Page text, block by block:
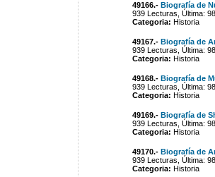
49166.- Biografía de
939 Lecturas, Última:
Categoria: Historia
49167.- Biografía de
939 Lecturas, Última:
Categoria: Historia
49168.- Biografía de
939 Lecturas, Última:
Categoria: Historia
49169.- Biografía de
939 Lecturas, Última:
Categoria: Historia
49170.- Biografía de
939 Lecturas, Última:
Categoria: Historia